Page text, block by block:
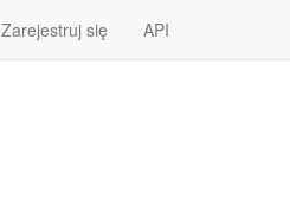
Zarejestruj się API